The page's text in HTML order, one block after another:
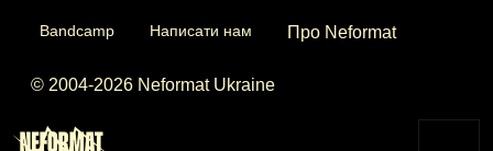
Bandcamp Написати нам Про Neformat
© 2004-2026 Neformat Ukraine